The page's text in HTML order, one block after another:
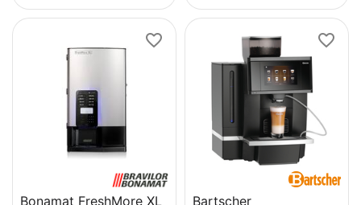
Bonamat FreshMore XL Bartscher